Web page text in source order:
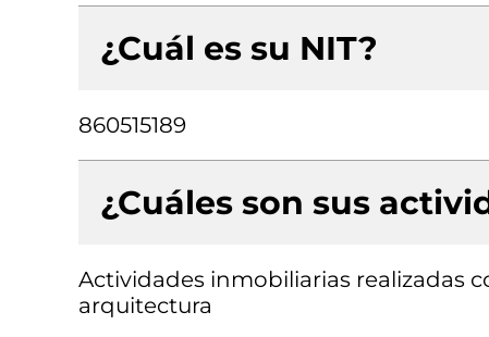
¿Cuál es su NIT?
860515189
¿Cuáles son sus
Actividades inmobiliarias realizadas
arquitectura